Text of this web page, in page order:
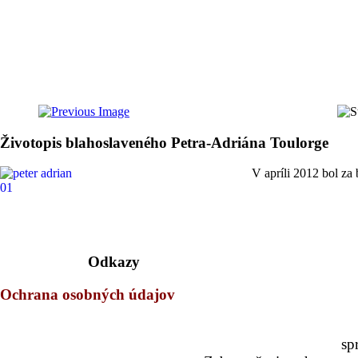
Životopis blahoslaveného Petra-Adriána Toulorge
V apríli 2012 bol za
Odkazy
Ochrana osobných údajov